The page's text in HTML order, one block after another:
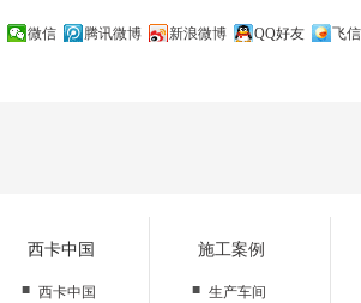
微信 腾讯微博 新浪微博 QQ好友
飞信
西卡中国
■ 西卡中国
施工案例
■ 生产车间